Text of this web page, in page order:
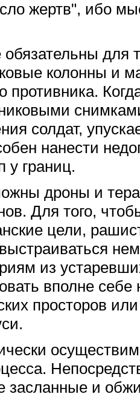
жертв", ибо
для
колонны и
противника.
солдат,
нанести
у границ.
дроны и
Для того,
цели,
из
вполне
просторов
засланные и